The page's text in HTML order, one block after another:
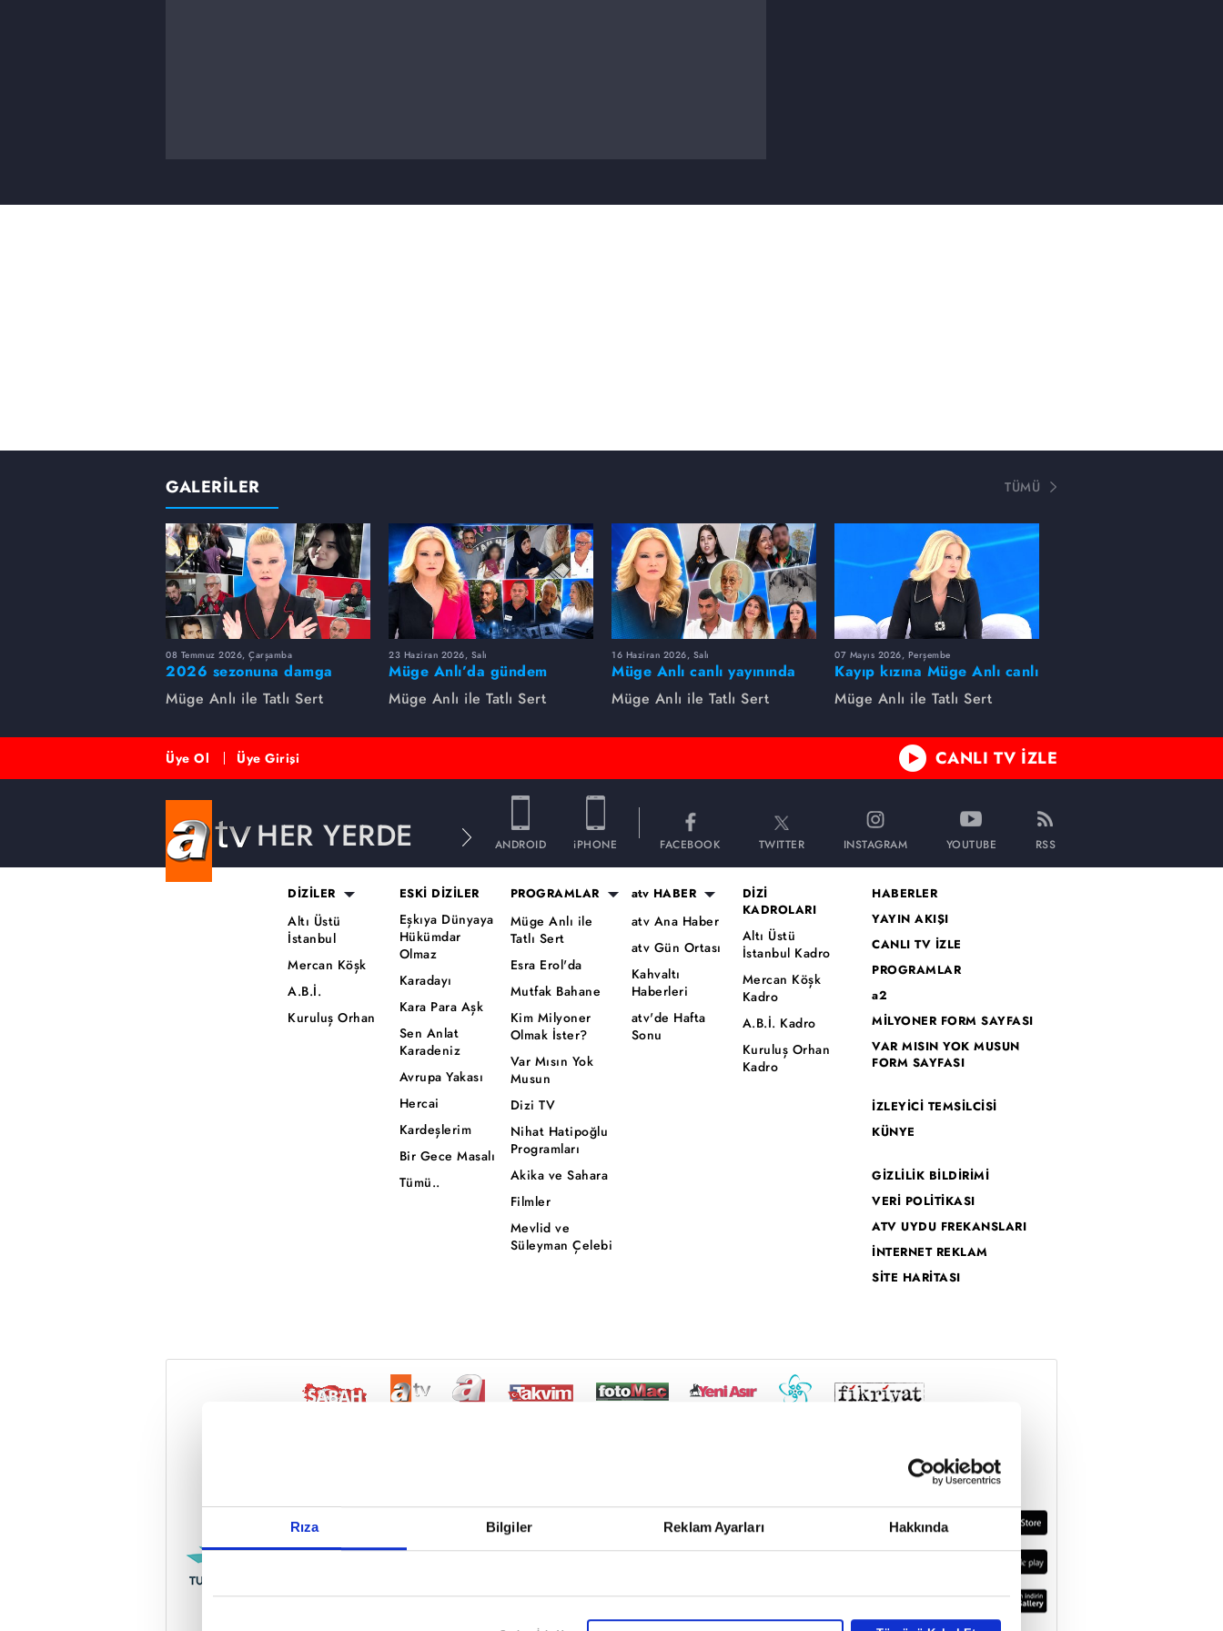
Rıza Bilgiler Reklam Ayarları Hakkında
Reddet
GALERİLER TÜMÜ
08 Temmuz 2026, Çarşamba
2026 sezonuna damga
vuran 5 Müge Anlı
dosyası...
Müge Anlı ile Tatlı Sert
23 Haziran 2026, Salı
Müge Anlı’da gündem
sarsıldı! Kayıp dosyaları ve
aile ihanetleri herkesi şoke
Müge Anlı ile Tatlı Sert
16 Haziran 2026, Salı
Müge Anlı canlı yayınında
dikkat çeken gelişmeler
yaşandı. Kayıp,
Müge Anlı ile Tatlı Sert
07 Mayıs 2026, Perşembe
Kayıp kızına Müge Anlı canlı
yayında kavuştu
Müge Anlı ile Tatlı Sert
Üye Ol Üye Girişi CANLI TV İZLE
HER YERDE ANDROID iPHONE FACEBOOK TWITTER INSTAGRAM YOUTUBE RSS
DİZİLER
Altı Üstü
İstanbul
Mercan Köşk
A.B.İ.
Kuruluş Orhan
ESKİ DİZİLER
Eşkıya Dünyaya
Hükümdar
Olmaz
Karadayı
Kara Para Aşk
Sen Anlat
Karadeniz
Avrupa Yakası
Hercai
Kardeşlerim
Bir Gece Masalı
Tümü..
PROGRAMLAR
Müge Anlı ile
Tatlı Sert
Esra Erol'da
Mutfak Bahane
Kim Milyoner
Olmak İster?
Var Mısın Yok
Musun
Dizi TV
Nihat Hatipoğlu
Programları
Akika ve Sahara
Filmler
Mevlid ve
Süleyman Çelebi
atv HABER
atv Ana Haber
atv Gün Ortası
Kahvaltı
Haberleri
atv'de Hafta
Sonu
DİZİ
KADROLARI
Altı Üstü
İstanbul Kadro
Mercan Köşk
Kadro
A.B.İ. Kadro
Kuruluş Orhan
Kadro
HABERLER
YAYIN AKIŞI
CANLI TV İZLE
PROGRAMLAR
a2
MİLYONER FORM SAYFASI
VAR MISIN YOK MUSUN
FORM SAYFASI
İZLEYİCİ TEMSİLCİSİ
KÜNYE
GİZLİLİK BİLDİRİMİ
VERİ POLİTİKASI
ATV UYDU FREKANSLARI
İNTERNET REKLAM
SİTE HARİTASI